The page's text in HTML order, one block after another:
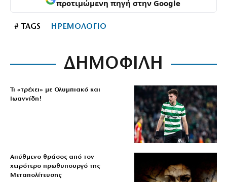
προτιμώμενη πηγή στην Google
# TAGS ΗΡΕΜΟΛΟΓΙΟ
ΔΗΜΟΦΙΛΗ
Τι «τρέχει» με Ολυμπιακό και
Ιωαννίδη!
Απύθμενο θράσος από τον
χειρότερο πρωθυπουργό της
Μεταπολίτευσης